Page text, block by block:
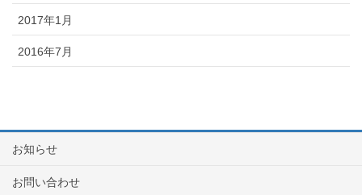
2017年1月
2016年7月
お知らせ
お問い合わせ